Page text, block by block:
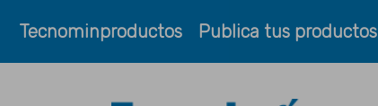
Tecnominproductos Publica tus productos